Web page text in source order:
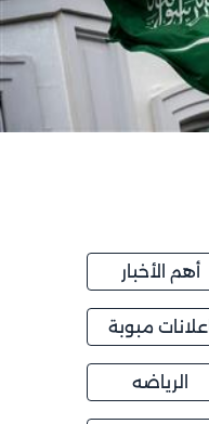
أهم الأخبار
اعلانات مبوبة
الرياضه